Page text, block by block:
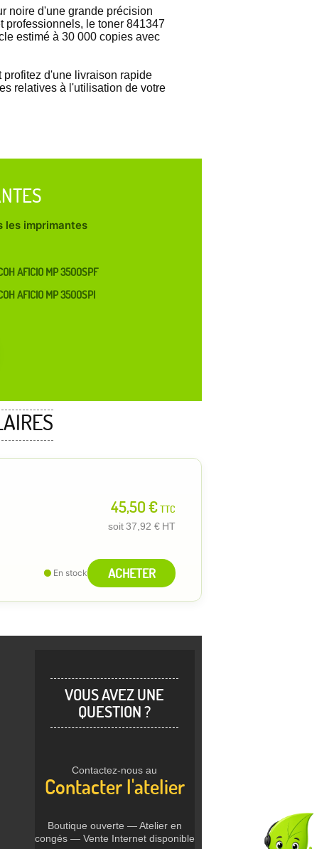
noire d'une grande précision
professionnels, le toner 841347
estimé à 30 000 copies avec
profitez d'une livraison rapide
relatives à l'utilisation de votre
les imprimantes
AFICIO MP 3500SPF
AFICIO MP 3500SPI
45,50 €TTC
soit37,92 € HT
En stock ACHETER
VOUS AVEZ UNE
QUESTION ?
Contactez-nous au
Contacter l'atelier
Boutique ouverte — Atelier en
congés — Vente Internet disponible